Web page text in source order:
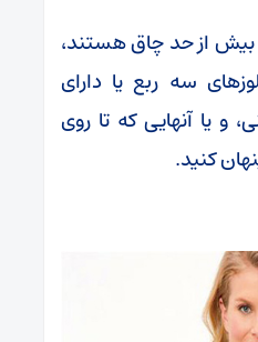
بیش از حد چاق هستند،
سه ربع یا دارای
و یا آنهایی که تا روی
کنید.